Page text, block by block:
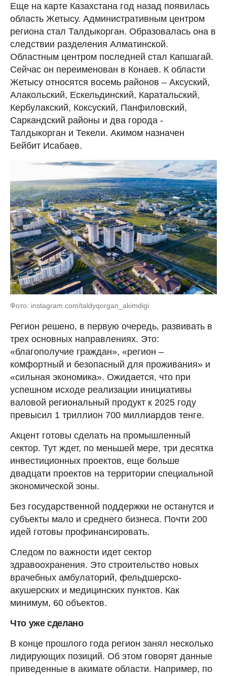
Еще на карте Казахстана год назад появилась
область Жетысу. Административным центром
региона стал Талдыкорган. Образовалась она в
следствии разделения Алматинской.
Областным центром последней стал Капшагай.
Сейчас он переименован в Конаев. К области
Жетысу относятся восемь районов – Аксуский,
Алакольский, Ескельдинский, Каратальский,
Кербулакский, Коксуский, Панфиловский,
Саркандский районы и два города -
Талдыкорган и Текели. Акимом назначен
Бейбит Исабаев.
Фото: instagram.com/taldyqorgan_akimdigi
Регион решено, в первую очередь, развивать в
трех основных направлениях. Это:
«благополучие граждан», «регион –
комфортный и безопасный для проживания» и
«сильная экономика». Ожидается, что при
успешном исходе реализации инициативы
валовой региональный продукт к 2025 году
превысил 1 триллион 700 миллиардов тенге.
Акцент готовы сделать на промышленный
сектор. Тут ждет, по меньшей мере, три десятка
инвестиционных проектов, еще больше
двадцати проектов на территории специальной
экономической зоны.
Без государственной поддержки не останутся и
субъекты мало и среднего бизнеса. Почти 200
идей готовы профинансировать.
Следом по важности идет сектор
здравоохранения. Это строительство новых
врачебных амбулаторий, фельдшерско-
акушерских и медицинских пунктов. Как
минимум, 60 объектов.
Что уже сделано
В конце прошлого года регион занял несколько
лидирующих позиций. Об этом говорят данные
приведенные в акимате области. Например, по